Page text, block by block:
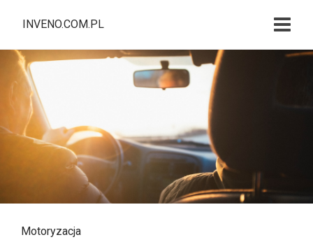
INVENO.COM.PL
Motoryzacja